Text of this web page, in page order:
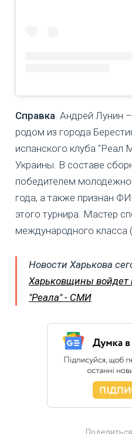
Справка . Андрей Лунин
родом из города
испанского клуба "Реал
Украины. В составе
победителем
года, а также признан
этого турнира. Мастер
международного класса
Новости Харькова
Харьковщины войдет
"Реала" - СМИ
Поделиться